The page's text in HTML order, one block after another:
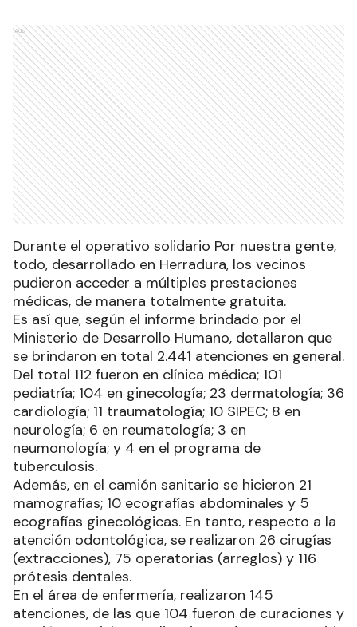
Ads
Durante el operativo solidario Por nuestra gente,
todo, desarrollado en Herradura, los vecinos
pudieron acceder a múltiples prestaciones
médicas, de manera totalmente gratuita.
Es así que, según el informe brindado por el
Ministerio de Desarrollo Humano, detallaron que
se brindaron en total 2.441 atenciones en general.
Del total 112 fueron en clínica médica; 101
pediatría; 104 en ginecología; 23 dermatología; 36
cardiología; 11 traumatología; 10 SIPEC; 8 en
neurología; 6 en reumatología; 3 en
neumonología; y 4 en el programa de
tuberculosis.
Además, en el camión sanitario se hicieron 21
mamografías; 10 ecografías abdominales y 5
ecografías ginecológicas. En tanto, respecto a la
atención odontológica, se realizaron 26 cirugías
(extracciones), 75 operatorias (arreglos) y 116
prótesis dentales.
En el área de enfermería, realizaron 145
atenciones, de las que 104 fueron de curaciones y